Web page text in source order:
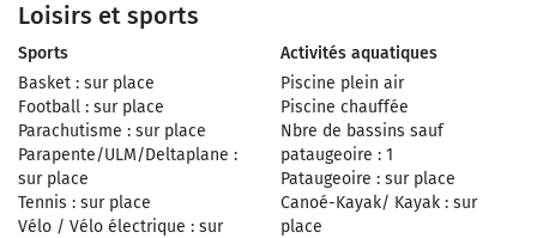
Loisirs et sports
Sports
Basket : sur place
Football : sur place
Parachutisme : sur place
Parapente/ULM/Deltaplane :
sur place
Tennis : sur place
Vélo / Vélo électrique : sur
Activités aquatiques
Piscine plein air
Piscine chauffée
Nbre de bassins sauf
pataugeoire : 1
Pataugeoire : sur place
Canoé-Kayak/ Kayak : sur
place